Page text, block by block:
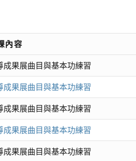
內容
成果展曲目與基本功練習
成果展曲目與基本功練習
成果展曲目與基本功練習
成果展曲目與基本功練習
成果展曲目與基本功練習